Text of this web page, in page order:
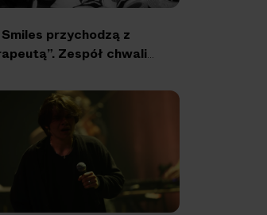
przychodzą z
Zespół chwali